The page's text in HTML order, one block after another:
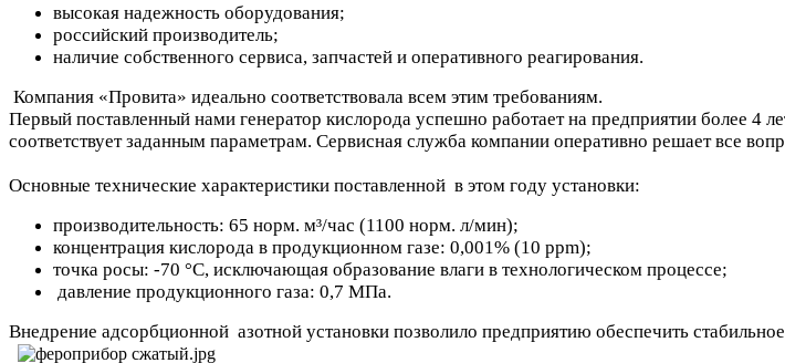
высокая надежность оборудования;
российский производитель;
наличие собственного сервиса, запчастей и оперативного реагирования.
Компания «Провита» идеально соответствовала всем этим требованиям.
Первый поставленный нами генератор кислорода успешно работает на предприятии более 4
соответствует заданным параметрам. Сервисная служба компании оперативно решает все
Основные технические характеристики поставленной в этом году установки:
производительность: 65 норм. м³/час (1100 норм. л/мин);
концентрация кислорода в продукционном газе: 0,001% (10 ppm);
точка росы: -70 °C, исключающая образование влаги в технологическом процессе;
давление продукционного газа: 0,7 МПа.
Внедрение адсорбционной азотной установки позволило предприятию обеспечить